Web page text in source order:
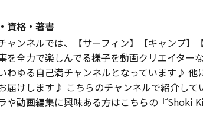
資格・著書
ャンネルでは、【サーフィン】【キャンプ】
を全力で楽しんでる様子を動画クリエイター
わゆる自己満チャンネルとなっています♪ 他
届けします♪ こちらのチャンネルで紹介し
や動画編集に興味ある方はこちらの『Shoki